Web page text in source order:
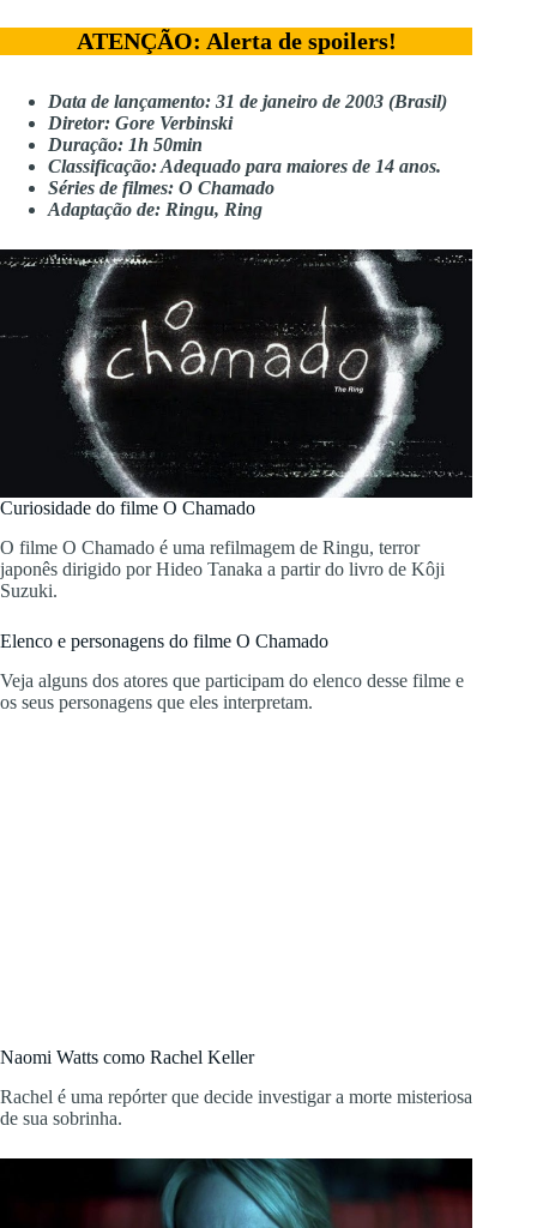
ATENÇÃO: Alerta de spoilers!
Data de lançamento: 31 de janeiro de 2003 (Brasil)
Diretor: Gore Verbinski
Duração: 1h 50min
Classificação: Adequado para maiores de 14 anos.
Séries de filmes: O Chamado
Adaptação de: Ringu, Ring
Curiosidade do filme O Chamado
O filme O Chamado é uma refilmagem de Ringu, terror
japonês dirigido por Hideo Tanaka a partir do livro de Kôji
Suzuki.
Elenco e personagens do filme O Chamado
Veja alguns dos atores que participam do elenco desse filme e
os seus personagens que eles interpretam.
Naomi Watts como Rachel Keller
Rachel é uma repórter que decide investigar a morte misteriosa
de sua sobrinha.